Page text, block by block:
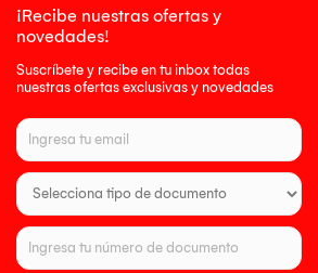
¡Recibe nuestras ofertas y
novedades!
Suscríbete y recibe en tu inbox todas
nuestras ofertas exclusivas y novedades